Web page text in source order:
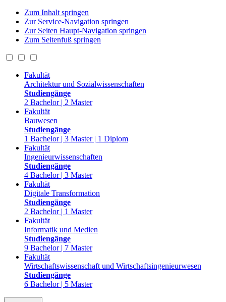
Zum Inhalt springen
Zur Service-Navigation springen
Zur Seiten Haupt-Navigation springen
Zum Seitenfuß springen
Fakultät
Architektur und Sozialwissenschaften
Studiengänge
2 Bachelor | 2 Master
Fakultät
Bauwesen
Studiengänge
1 Bachelor | 3 Master | 1 Diplom
Fakultät
Ingenieurwissenschaften
Studiengänge
4 Bachelor | 3 Master
Fakultät
Digitale Transformation
Studiengänge
2 Bachelor | 1 Master
Fakultät
Informatik und Medien
Studiengänge
9 Bachelor | 7 Master
Fakultät
Wirtschaftswissenschaft und Wirtschaftsingenieurwesen
Studiengänge
6 Bachelor | 5 Master